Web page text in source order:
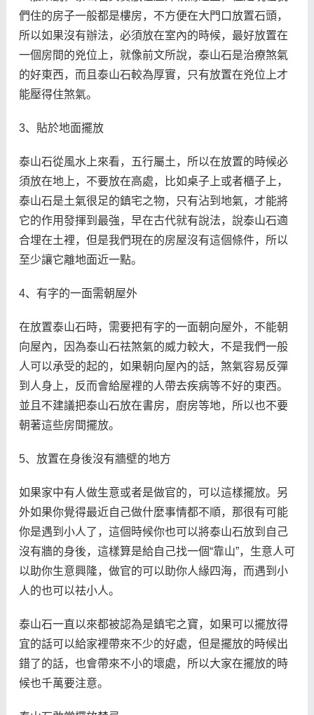
們住的房子一般都是樓房，不方便在大門口放置石頭，
所以如果沒有辦法，必須放在室內的時候，最好放置在
一個房間的兇位上，就像前文所說，泰山石是治療煞氣
的好東西，而且泰山石較為厚實，只有放置在兇位上才
能壓得住煞氣。
3、貼於地面擺放
泰山石從風水上來看，五行屬土，所以在放置的時候必
須放在地上，不要放在高處，比如桌子上或者櫃子上，
泰山石是土氣很足的鎮宅之物，只有沾到地氣，才能將
它的作用發揮到最強，早在古代就有說法，說泰山石適
合埋在土裡，但是我們現在的房屋沒有這個條件，所以
至少讓它離地面近一點。
4、有字的一面需朝屋外
在放置泰山石時，需要把有字的一面朝向屋外，不能朝
向屋內，因為泰山石祛煞氣的威力較大，不是我們一般
人可以承受的起的，如果朝向屋內的話，煞氣容易反彈
到人身上，反而會給屋裡的人帶去疾病等不好的東西。
並且不建議把泰山石放在書房，廚房等地，所以也不要
朝著這些房間擺放。
5、放置在身後沒有牆壁的地方
如果家中有人做生意或者是做官的，可以這樣擺放。另
外如果你覺得最近自己做什麼事情都不順，那很有可能
你是遇到小人了，這個時候你也可以將泰山石放到自己
沒有牆的身後，這樣算是給自己找一個“靠山”，生意人可
以助你生意興隆，做官的可以助你人緣四海，而遇到小
人的也可以祛小人。
泰山石一直以來都被認為是鎮宅之寶，如果可以擺放得
宜的話可以給家裡帶來不少的好處，但是擺放的時候出
錯了的話，也會帶來不小的壞處，所以大家在擺放的時
候也千萬要注意。